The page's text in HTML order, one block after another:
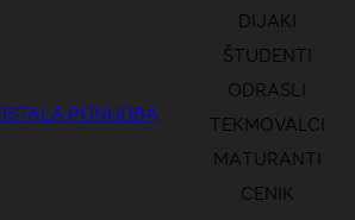
PONUDBA
DIJAKI
ŠTUDENTI
ODRASLI
TEKMOVALCI
MATURANTI
CENIK